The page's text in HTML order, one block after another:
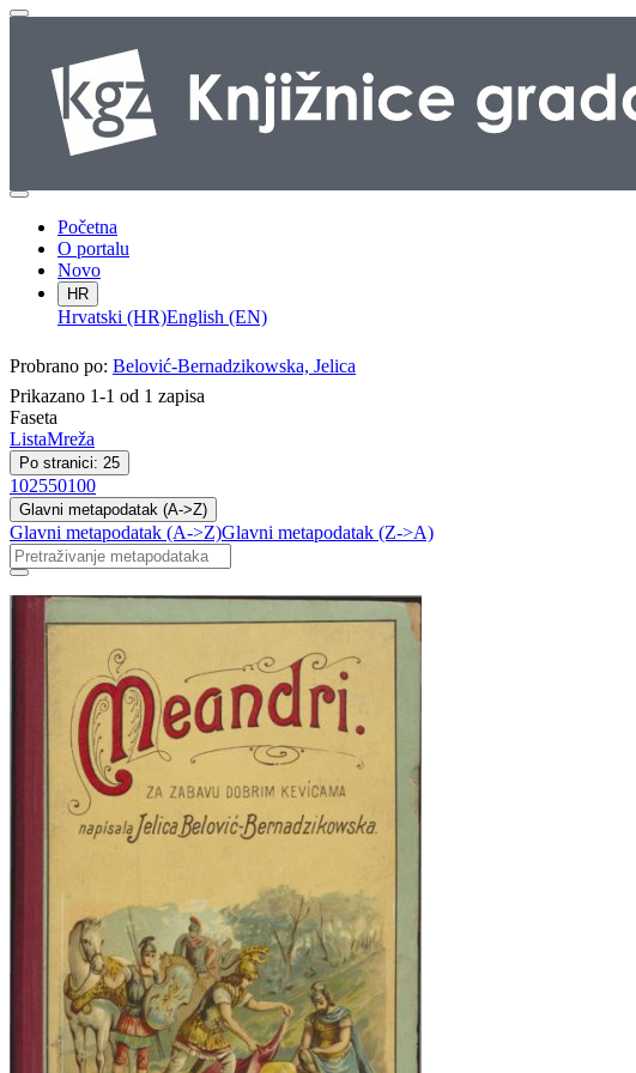
Početna
O portalu
Novo
HR
Hrvatski (HR)English (EN)
Probrano po: Belović-Bernadzikowska, Jelica
Prikazano 1-1 od 1 zapisa
Faseta
ListaMreža
Po stranici: 25
102550100
Glavni metapodatak (A->Z)
Glavni metapodatak (A->Z)Glavni metapodatak (Z->A)